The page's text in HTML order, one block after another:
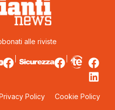
alle riviste
Policy Cookie Policy